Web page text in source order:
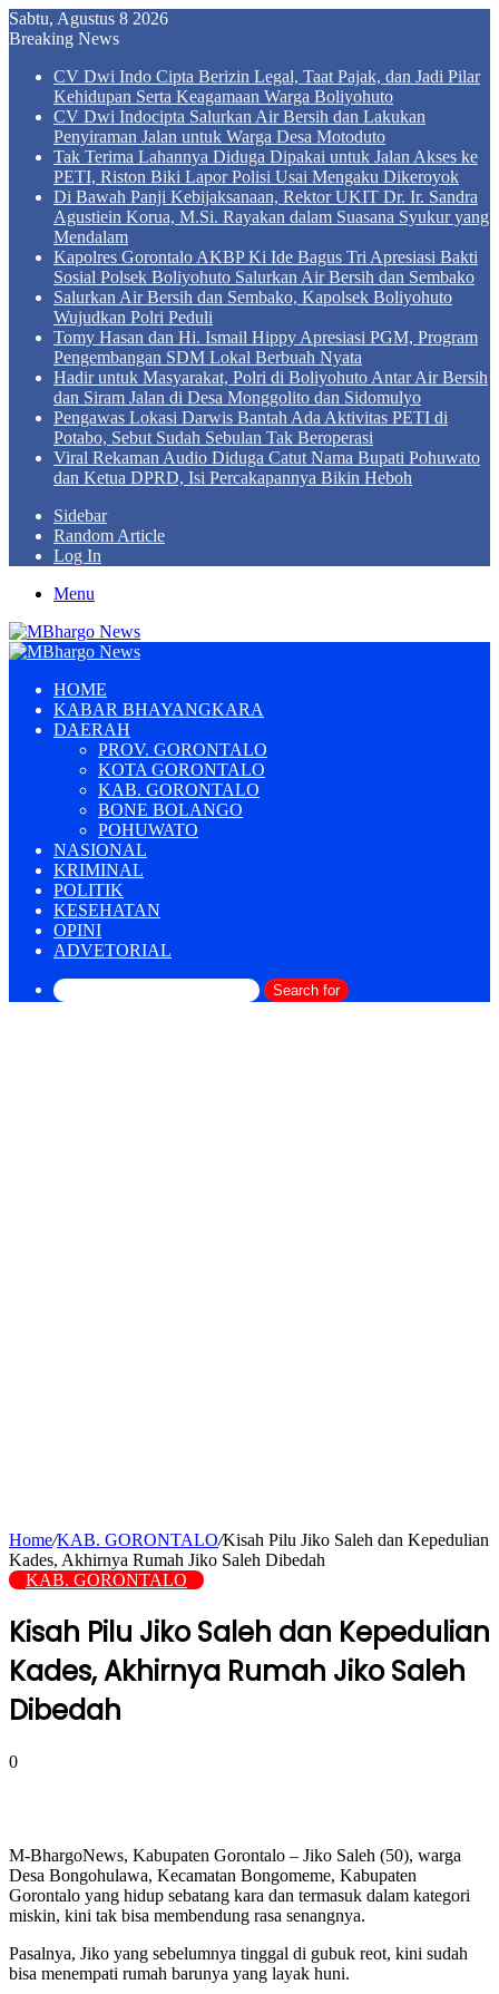
Sabtu, Agustus 8 2026
Breaking News
CV Dwi Indo Cipta Berizin Legal, Taat Pajak, dan Jadi Pilar
Kehidupan Serta Keagamaan Warga Boliyohuto
CV Dwi Indocipta Salurkan Air Bersih dan Lakukan
Penyiraman Jalan untuk Warga Desa Motoduto
Tak Terima Lahannya Diduga Dipakai untuk Jalan Akses ke
PETI, Riston Biki Lapor Polisi Usai Mengaku Dikeroyok
Di Bawah Panji Kebijaksanaan, Rektor UKIT Dr. Ir. Sandra
Agustiein Korua, M.Si. Rayakan dalam Suasana Syukur yang
Mendalam
Kapolres Gorontalo AKBP Ki Ide Bagus Tri Apresiasi Bakti
Sosial Polsek Boliyohuto Salurkan Air Bersih dan Sembako
Salurkan Air Bersih dan Sembako, Kapolsek Boliyohuto
Wujudkan Polri Peduli
Tomy Hasan dan Hi. Ismail Hippy Apresiasi PGM, Program
Pengembangan SDM Lokal Berbuah Nyata
Hadir untuk Masyarakat, Polri di Boliyohuto Antar Air Bersih
dan Siram Jalan di Desa Monggolito dan Sidomulyo
Pengawas Lokasi Darwis Bantah Ada Aktivitas PETI di
Potabo, Sebut Sudah Sebulan Tak Beroperasi
Viral Rekaman Audio Diduga Catut Nama Bupati Pohuwato
dan Ketua DPRD, Isi Percakapannya Bikin Heboh
Sidebar
Random Article
Log In
Menu
HOME
KABAR BHAYANGKARA
DAERAH
PROV. GORONTALO
KOTA GORONTALO
KAB. GORONTALO
BONE BOLANGO
POHUWATO
NASIONAL
KRIMINAL
POLITIK
KESEHATAN
OPINI
ADVETORIAL
Search for
Home/KAB. GORONTALO/Kisah Pilu Jiko Saleh dan Kepedulian
Kades, Akhirnya Rumah Jiko Saleh Dibedah
KAB. GORONTALO
Kisah Pilu Jiko Saleh dan Kepedulian
Kades, Akhirnya Rumah Jiko Saleh
Dibedah
0
M-BhargoNews, Kabupaten Gorontalo – Jiko Saleh (50), warga
Desa Bongohulawa, Kecamatan Bongomeme, Kabupaten
Gorontalo yang hidup sebatang kara dan termasuk dalam kategori
miskin, kini tak bisa membendung rasa senangnya.
Pasalnya, Jiko yang sebelumnya tinggal di gubuk reot, kini sudah
bisa menempati rumah barunya yang layak huni.